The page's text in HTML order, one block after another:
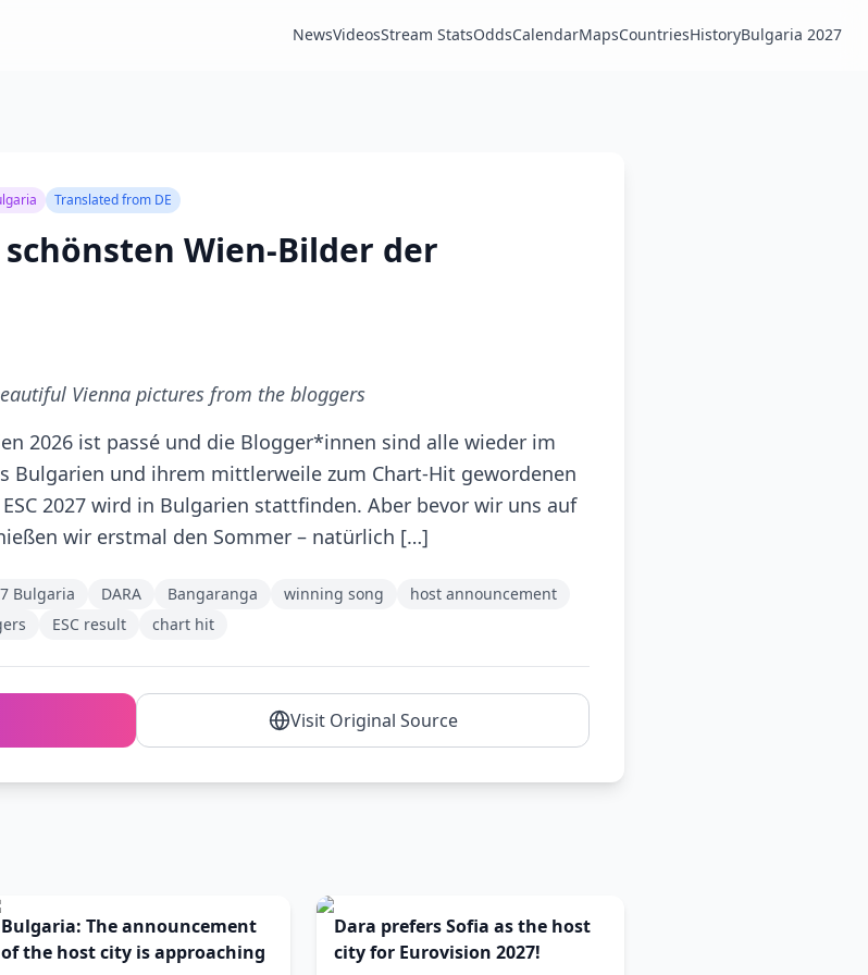
NewsVideosStream StatsOddsCalendarMapsCountriesHistoryBulgaria 2027
Translated from DE
Wien-Bilder der
Vienna pictures from the bloggers
2026 ist passé und die Blogger*innen sind alle wieder im
Bulgarien und ihrem mittlerweile zum Chart-Hit gewordenen
2027 wird in Bulgarien stattfinden. Aber bevor wir uns auf
wir erstmal den Sommer – natürlich […]
Bulgaria DARA Bangaranga winning song
host announcement
ESC result chart hit
Visit Original Source
Bulgaria: The announcement
of the host city is approaching
Dara prefers Sofia as the host
city for Eurovision 2027!